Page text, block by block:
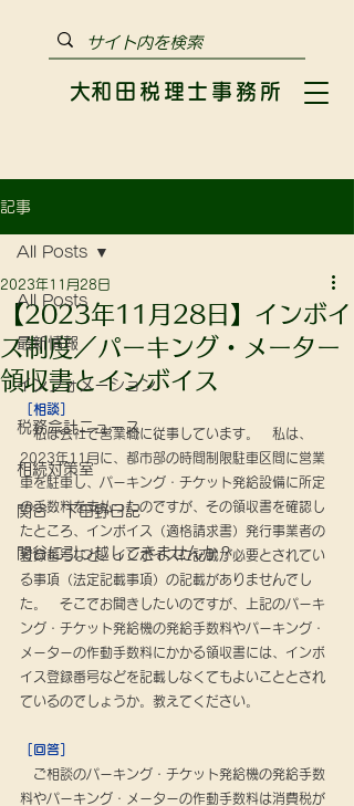
​大和田税理士事務所
記事
All Posts
最新情報
インフォメーション
税務会計ニュース
相続対策室
関谷・下田野日記
関谷に引っ越してきませんか？
All Posts
【2023年11月28日】インボイ
ス制度／パーキング・メーター
領収書とインボイス
2023年11月28日
［相談］
私は会社で営業職に従事しています。　私は、
2023年11月に、都市部の時間制限駐車区間に営業
車を駐車し、パーキング・チケット発給設備に所定
の手数料を支払ったのですが、その領収書を確認し
たところ、インボイス（適格請求書）発行事業者の
登録番号など、インボイスに記載が必要とされてい
る事項（法定記載事項）の記載がありませんでし
た。　そこでお聞きしたいのですが、上記のパーキ
ング・チケット発給機の発給手数料やパーキング・
メーターの作動手数料にかかる領収書には、インボ
イス登録番号などを記載しなくてもよいこととされ
ているのでしょうか。教えてください。
［回答］
ご相談のパーキング・チケット発給機の発給手数
料やパーキング・メーターの作動手数料は消費税が